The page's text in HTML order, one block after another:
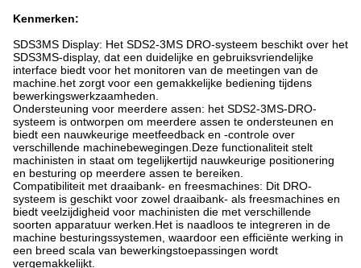
Kenmerken:
SDS3MS Display: Het SDS2-3MS DRO-systeem beschikt over het
SDS3MS-display, dat een duidelijke en gebruiksvriendelijke
interface biedt voor het monitoren van de meetingen van de
machine.het zorgt voor een gemakkelijke bediening tijdens
bewerkingswerkzaamheden.
Ondersteuning voor meerdere assen: het SDS2-3MS-DRO-
systeem is ontworpen om meerdere assen te ondersteunen en
biedt een nauwkeurige meetfeedback en -controle over
verschillende machinebewegingen.Deze functionaliteit stelt
machinisten in staat om tegelijkertijd nauwkeurige positionering
en besturing op meerdere assen te bereiken.
Compatibiliteit met draaibank- en freesmachines: Dit DRO-
systeem is geschikt voor zowel draaibank- als freesmachines en
biedt veelzijdigheid voor machinisten die met verschillende
soorten apparatuur werken.Het is naadloos te integreren in de
machine besturingssystemen, waardoor een efficiënte werking in
een breed scala van bewerkingstoepassingen wordt
vergemakkelijkt.